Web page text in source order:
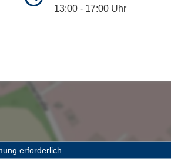
13:00 - 17:00 Uhr
erforderlich